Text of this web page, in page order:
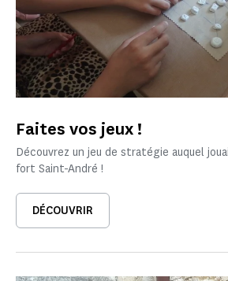
Faites vos jeux !
Découvrez un jeu de stratégie auquel
fort Saint-André !
DÉCOUVRIR